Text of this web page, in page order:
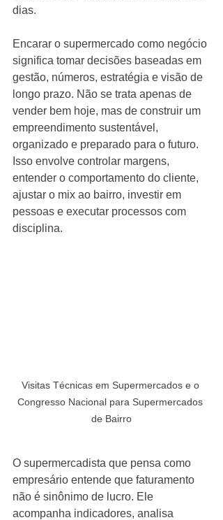
dias.
Encarar o supermercado como negócio
significa tomar decisões baseadas em
gestão, números, estratégia e visão de
longo prazo. Não se trata apenas de
vender bem hoje, mas de construir um
empreendimento sustentável,
organizado e preparado para o futuro.
Isso envolve controlar margens,
entender o comportamento do cliente,
ajustar o mix ao bairro, investir em
pessoas e executar processos com
disciplina.
Visitas Técnicas em Supermercados e o
Congresso Nacional para Supermercados
de Bairro
O supermercadista que pensa como
empresário entende que faturamento
não é sinônimo de lucro. Ele
acompanha indicadores, analisa